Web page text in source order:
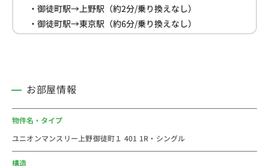
・御徒町駅→上野駅（約2分/乗り換えなし）
・御徒町駅→東京駅（約6分/乗り換えなし）
・御徒町駅→新宿駅（約20分/乗り換え1回）
・佐竹商店街(約22ｍ)
・まいばすけっと(約210ｍ)
＜新御徒町駅おすすめコメント＞
お部屋情報
物件名・タイプ
ユニオンマンスリー上野御徒町１ 401 1R・シングル
構造